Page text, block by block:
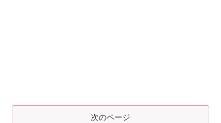
次のページ